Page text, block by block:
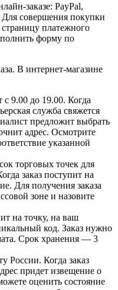
заказе: PayPal,
совершения покупки
платежного
форму по
В интернет-магазине
с 9.00 до 19.00. Когда
служба свяжется
предложит выбрать
адрес. Осмотрите
указанной
торговых точек для
заказ поступит на
Для получения заказа
зоне и назовите
на точку, на ваш
код. Заказ нужно
Срок хранения — 3
России. Когда заказ
придет извещение о
оценить состояние